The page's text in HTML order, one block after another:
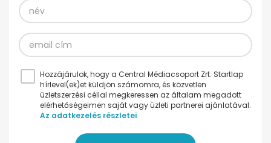
Hozzájárulok, hogy a Central Médiacsoport Zrt. Startlap
hírlevel(ek)et küldjön számomra, és közvetlen
üzletszerzési céllal megkeressen az általam megadott
elérhetőségeimen saját vagy üzleti partnerei ajánlatával.
Az adatkezelés részletei